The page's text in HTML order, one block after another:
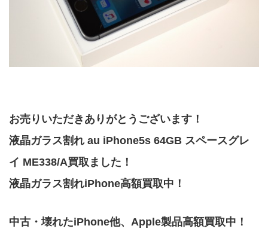
お売りいただきありがとうございます！
液晶ガラス割れ au iPhone5s 64GB スペースグレ
イ ME338/A買取ました！
液晶ガラス割れiPhone高額買取中！
中古・壊れたiPhone他、Apple製品高額買取中！